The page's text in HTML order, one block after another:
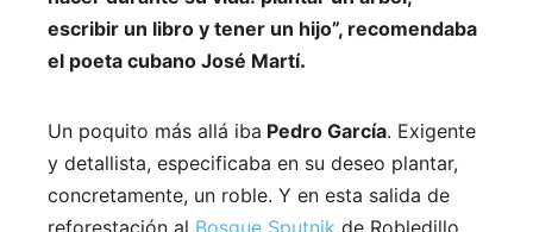
escribir un libro y tener un hijo”, recomendaba
el poeta cubano José Martí.
Un poquito más allá iba Pedro García. Exigente
y detallista, especificaba en su deseo plantar,
concretamente, un roble. Y en esta salida de
reforestación al Bosque Sputnik de Robledillo